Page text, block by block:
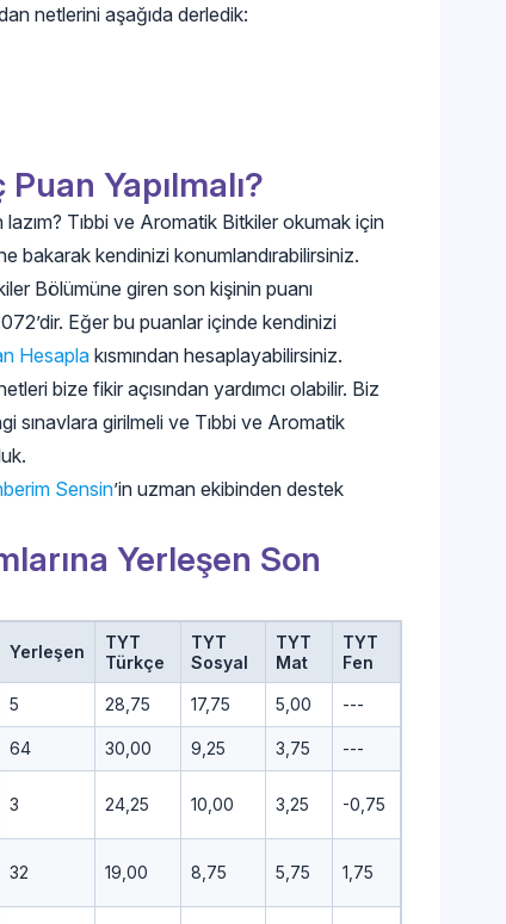
netlerini aşağıda derledik:
Yapılmalı?
Tıbbi ve Aromatik Bitkiler okumak için
bakarak kendinizi konumlandırabilirsiniz.
Bölümüne giren son kişinin puanı
Eğer bu puanlar içinde kendinizi
Hesaplakısmından hesaplayabilirsiniz.
bize fikir açısından yardımcı olabilir. Biz
sınavlara girilmeli ve Tıbbi ve Aromatik
Sensin’in uzman ekibinden destek
Yerleşen Son
Yerleşen
TYT
Türkçe
TYT
Sosyal
TYT
Mat
TYT
Fen
5 28,75 17,75 5,00 ---
64 30,00 9,25 3,75 ---
3 24,25 10,00 3,25 -0,75
32 19,00 8,75 5,75 1,75